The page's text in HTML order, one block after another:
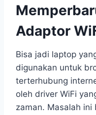
Adaptor
Bisa jadi laptop
digunakan untuk
terterhubung
oleh driver WiFi
zaman. Masalah